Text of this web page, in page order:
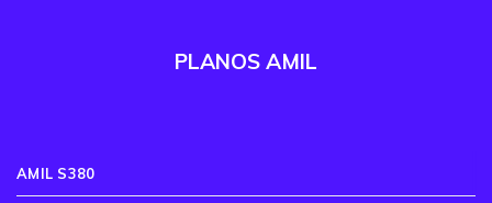
PLANOS AMIL
AMIL S380